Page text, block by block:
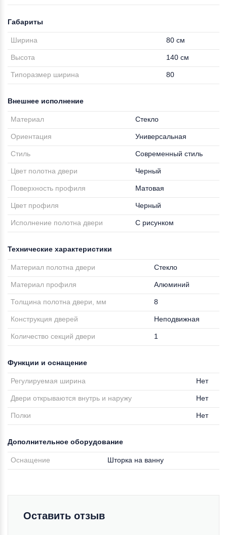
Габариты
Ширина 80 см
Высота 140 см
Типоразмер ширина 80
Внешнее исполнение
Материал Стекло
Ориентация Универсальная
Стиль Современный стиль
Цвет полотна двери Черный
Поверхность профиля Матовая
Цвет профиля Черный
Исполнение полотна двери С рисунком
Технические характеристики
Материал полотна двери Стекло
Материал профиля Алюминий
Толщина полотна двери, мм 8
Конструкция дверей Неподвижная
Количество секций двери 1
Функции и оснащение
Регулируемая ширина Нет
Двери открываются внутрь и наружу Нет
Полки Нет
Дополнительное оборудование
Оснащение Шторка на ванну
Оставить отзыв